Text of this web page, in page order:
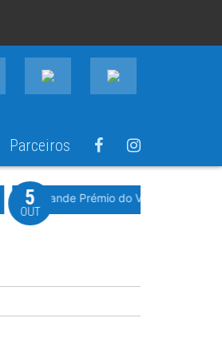
Parceiros
10º Grande Prémio do Vale Grande
5
OUT